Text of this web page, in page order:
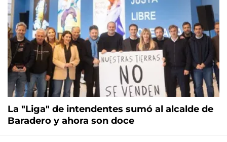
La "Liga" de intendentes sumó al alcalde de
Baradero y ahora son doce